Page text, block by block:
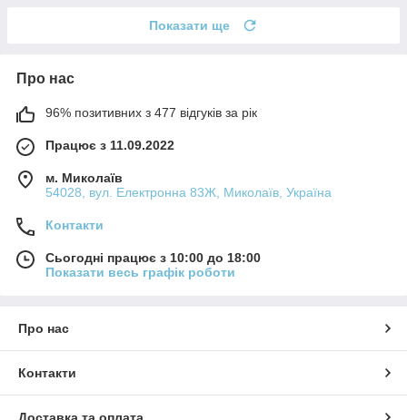
Показати ще
Про нас
96% позитивних з 477 відгуків за рік
Працює з 11.09.2022
м. Миколаїв
54028, вул. Електронна 83Ж, Миколаїв, Україна
Контакти
Сьогодні працює з 10:00 до 18:00
Показати весь графік роботи
Про нас
Контакти